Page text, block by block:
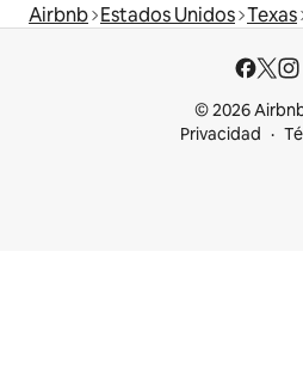
Airbnb Estados Unidos Texas
© 2026
Privacidad